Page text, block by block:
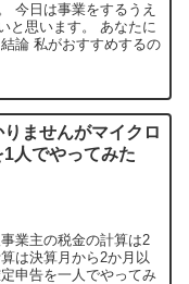
今日は事業をするうえ
と思います。 あなたに
論 私がおすすめするの
ませんがマイクロ
人でやってみた
業主の税金の計算は2
は決算月から2か月以
申告を一人でやってみ